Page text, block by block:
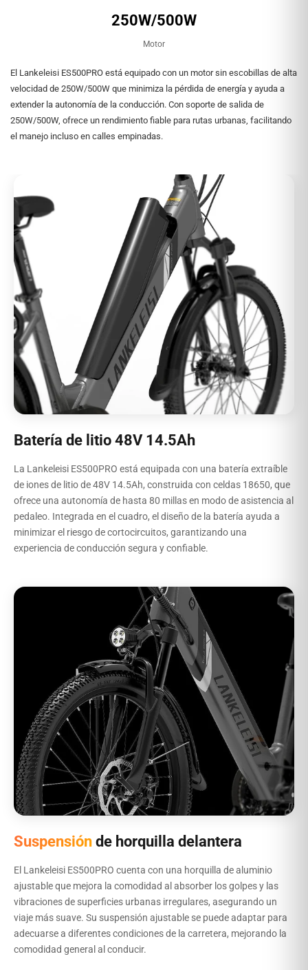
250W/500W
Motor
El Lankeleisi ES500PRO está equipado con un motor sin escobillas de alta
velocidad de 250W/500W que minimiza la pérdida de energía y ayuda a
extender la autonomía de la conducción. Con soporte de salida de
250W/500W, ofrece un rendimiento fiable para rutas urbanas, facilitando
el manejo incluso en calles empinadas.
Batería de litio 48V 14.5Ah
La Lankeleisi ES500PRO está equipada con una batería extraíble
de iones de litio de 48V 14.5Ah, construida con celdas 18650, que
ofrece una autonomía de hasta 80 millas en modo de asistencia al
pedaleo. Integrada en el cuadro, el diseño de la batería ayuda a
minimizar el riesgo de cortocircuitos, garantizando una
experiencia de conducción segura y confiable.
Suspensión de horquilla delantera
El Lankeleisi ES500PRO cuenta con una horquilla de aluminio
ajustable que mejora la comodidad al absorber los golpes y las
vibraciones de superficies urbanas irregulares, asegurando un
viaje más suave. Su suspensión ajustable se puede adaptar para
adecuarse a diferentes condiciones de la carretera, mejorando la
comodidad general al conducir.